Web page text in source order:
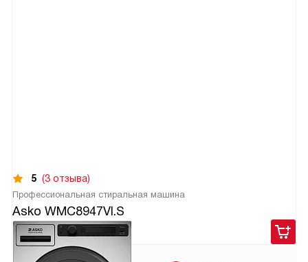
5 (3 отзыва)
Профессиональная стиральная машина
Asko WMC8947VI.S
295 900 руб.